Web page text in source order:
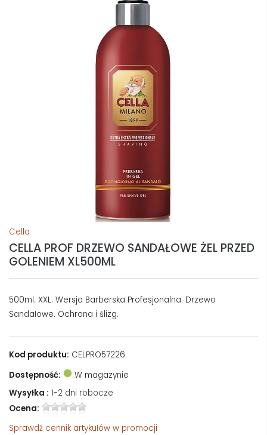
Cella
CELLA PROF DRZEWO SANDAŁOWE ŻEL PRZED
GOLENIEM XL500ML
500ml. XXL. Wersja Barberska Profesjonalna. Drzewo
Sandałowe. Ochrona i ślizg.
Kod produktu: CELPRO57226
Dostępność:
W magazynie
Wysyłka : 1-2 dni robocze
Ocena:
Sprawdź cennik artykułów w promocji